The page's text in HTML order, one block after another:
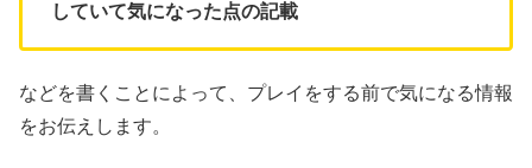
していて気になった点の記載
などを書くことによって、プレイをする前で気になる情報
をお伝えします。